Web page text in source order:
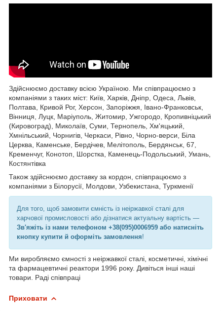
Здійснюємо доставку всією Україною. Ми співпрацюємо з
компаніями з таких міст: Київ, Харків, Дніпр, Одеса, Львів,
Полтава, Кривой Рог, Херсон, Запоріжжя, Івано-Франковськ,
Вінниця, Луцк, Маріуполь, Житомир, Ужгородо, Кропивніцький
(Кировоград), Миколаїв, Суми, Тернопель, Хм'яцький,
Хмнільський, Чорнигів, Черкаси, Рівно, Чорно-верси, Біла
Церква, Каменське, Бердічев, Мелітополь, Бердянськ, 67,
Кременчуг, Конотоп, Шорстка, Каменець-Подольський, Умань,
Костянтівка
Також здійснюємо доставку за кордон, співпрацюємо з
компаніями з Білорусії, Молдови, Узбекистана, Туркменії
Для того, щоб замовити ємність із неіржавкої сталі для
харчової промисловості або дізнатися актуальну вартість —
Зв'яжіть із нами телефоном +38(095)0006959 або натисніть
кнопку купити й оформіть замовлення!
Ми виробляємо ємності з неіржавкої сталі, косметичні, хімічні
та фармацевтичні реактори 1996 року. Дивіться інші наші
товари. Раді співпраці
Приховати